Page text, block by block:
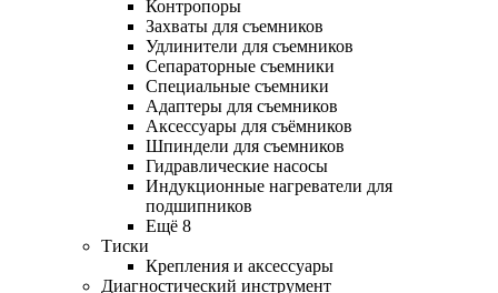
Контропоры
Захваты для съемников
Удлинители для съемников
Сепараторные съемники
Специальные съемники
Адаптеры для съемников
Аксессуары для съёмников
Шпиндели для съемников
Гидравлические насосы
Индукционные нагреватели для
подшипников
Ещё 8
Тиски
Крепления и аксессуары
Диагностический инструмент